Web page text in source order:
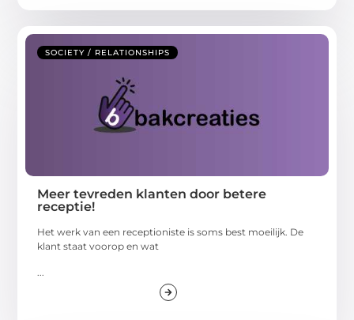
SOCIETY / RELATIONSHIPS
Meer tevreden klanten door betere
receptie!
Het werk van een receptioniste is soms best moeilijk. De
klant staat voorop en wat